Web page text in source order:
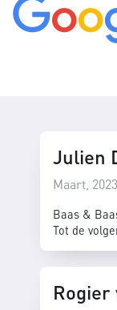
Julien
Maart, 2023
Baas &
Tot de
Rogier